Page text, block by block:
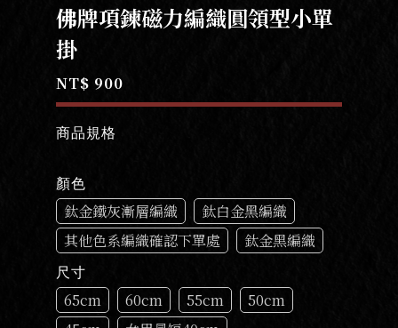
佛牌項鍊磁力編織圓領型小單
掛
NT$ 900
商品規格
顏色
鈦金鐵灰漸層編織
鈦白金黑編織
其他色系編織確認下單處
鈦金黑編織
尺寸
65cm 60cm 55cm
50cm